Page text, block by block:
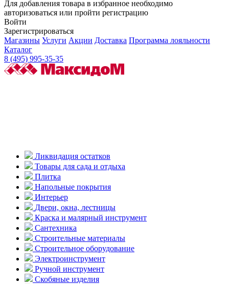
Для добавления товара в избранное необходимо
авторизоваться или пройти регистрацию
Войти
Зарегистрироваться
Магазины Услуги Акции Доставка Программа лояльности
Каталог
8 (495) 995-35-35
Ликвидация остатков
Товары для сада и отдыха
Плитка
Напольные покрытия
Интерьер
Двери, окна, лестницы
Краска и малярный инструмент
Сантехника
Строительные материалы
Строительное оборудование
Электроинструмент
Ручной инструмент
Скобяные изделия